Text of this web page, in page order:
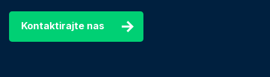
Kontaktirajte nas